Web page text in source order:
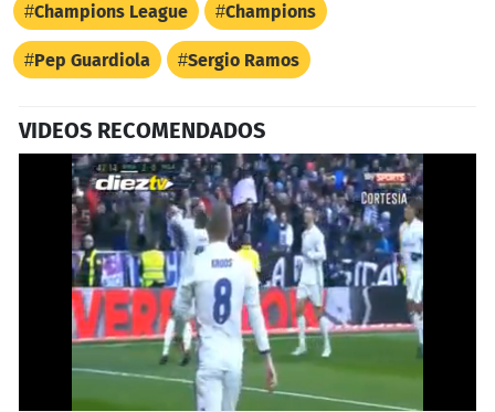
Champions League Champions
Pep Guardiola Sergio Ramos
VIDEOS RECOMENDADOS